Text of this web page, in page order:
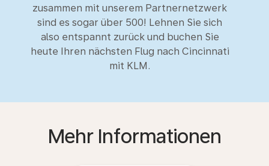
zusammen mit unserem Partnernetzwerk
sind es sogar über 500! Lehnen Sie sich
also entspannt zurück und buchen Sie
heute Ihren nächsten Flug nach Cincinnati
mit KLM.
Mehr Informationen